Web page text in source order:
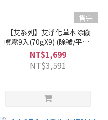
售完
【艾系列】艾淨化草本除穢
噴霧9入(70gX9) (除穢/平安/
淨化/艾草/芙蓉/抹草) 另有多
瓶組優惠賣場｜美吾髮『可
海外配送』
NT$1,699
NT$3,591